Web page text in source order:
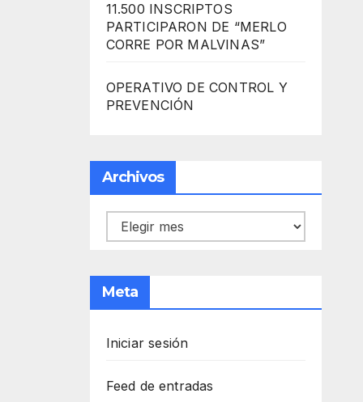
11.500 INSCRIPTOS
PARTICIPARON DE “MERLO
CORRE POR MALVINAS”
OPERATIVO DE CONTROL Y
PREVENCIÓN
Archivos
Archivos
Meta
Iniciar sesión
Feed de entradas